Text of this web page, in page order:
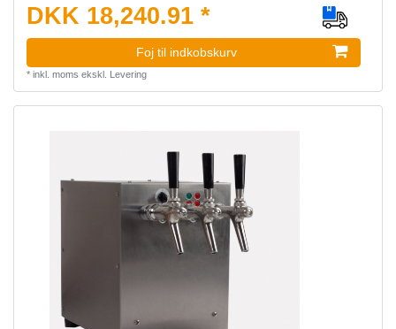
DKK 18,240.91 *
Foj til indkobskurv
* inkl. moms ekskl. Levering